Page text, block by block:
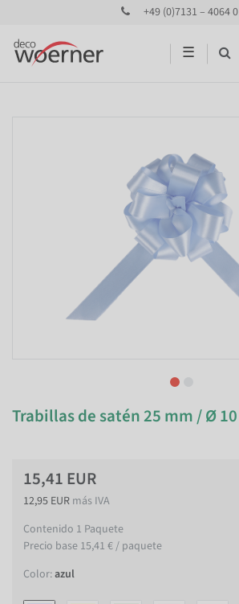
+49 (0)7131 – 4064 0
☰
Trabillas de satén 25 mm / Ø
15,41 EUR
12,95 EUR más IVA
Contenido 1 Paquete
Precio base 15,41 € / paquete
Color:azul